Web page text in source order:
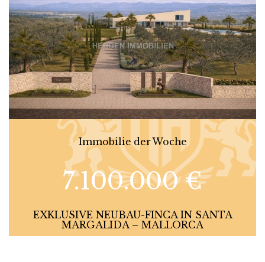
Immobilie der Woche
7.100.000 €
EXKLUSIVE NEUBAU-FINCA IN SANTA
MARGALIDA – MALLORCA